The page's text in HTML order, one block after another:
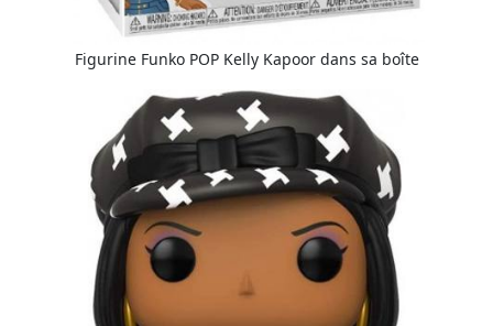
Figurine Funko POP Kelly Kapoor dans sa boîte